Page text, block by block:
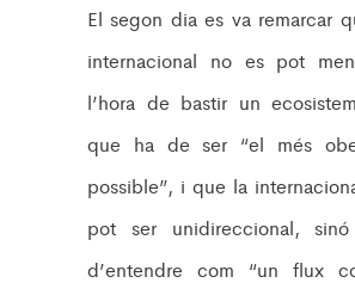
El segon dia es va remarcar
internacional no es pot
l’hora de bastir un
que ha de ser “el més
possible”, i que la
pot ser unidireccional,
d’entendre com “un flux